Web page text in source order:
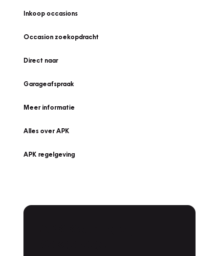
Inkoop occasions
Occasion zoekopdracht
Direct naar
Garageafspraak
Meer informatie
Alles over APK
APK regelgeving